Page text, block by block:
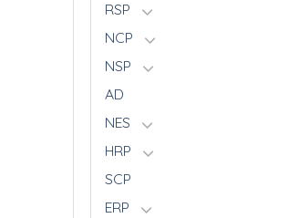
RSP
NCP
NSP
AD
NES
HRP
SCP
ERP